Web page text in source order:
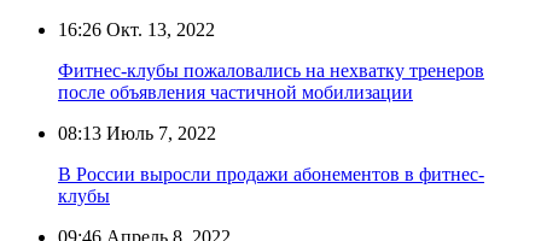
16:26 Окт. 13, 2022
Фитнес-клубы пожаловались на нехватку тренеров
после объявления частичной мобилизации
08:13 Июль 7, 2022
В России выросли продажи абонементов в фитнес-
клубы
09:46 Апрель 8, 2022